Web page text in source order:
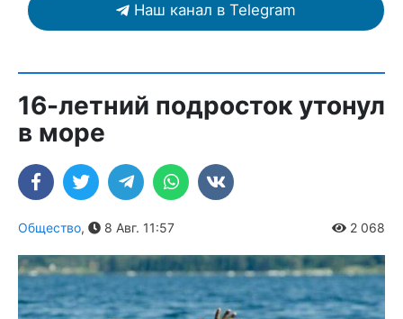
Наш канал в Telegram
16-летний подросток утонул
в море
Общество, 8 Авг. 11:57 2 068